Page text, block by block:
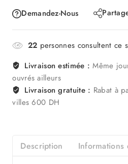
Demandez-Nous
22 personnes consultent ce
Livraison estimée : Même
ouvrés ailleurs
Livraison gratuite : Rabat à
villes 600 DH
Description Informations